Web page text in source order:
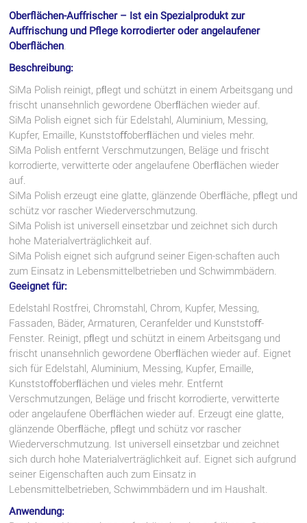
Oberflächen-Auffrischer – Ist ein Spezialprodukt zur
Auffrischung und Pflege korrodierter oder angelaufener
Oberflächen.
Beschreibung:
SiMa Polish reinigt, pﬂegt und schützt in einem Arbeitsgang und
frischt unansehnlich gewordene Oberﬂächen wieder auf.
SiMa Polish eignet sich für Edelstahl, Aluminium, Messing,
Kupfer, Emaille, Kunststoﬀoberﬂächen und vieles mehr.
SiMa Polish entfernt Verschmutzungen, Beläge und frischt
korrodierte, verwitterte oder angelaufene Oberﬂächen wieder
auf.
SiMa Polish erzeugt eine glatte, glänzende Oberﬂäche, pﬂegt und
schütz vor rascher Wiederverschmutzung.
SiMa Polish ist universell einsetzbar und zeichnet sich durch
hohe Materialverträglichkeit auf.
SiMa Polish eignet sich aufgrund seiner Eigen-schaften auch
zum Einsatz in Lebensmittelbetrieben und Schwimmbädern.
Geeignet für:
Edelstahl Rostfrei, Chromstahl, Chrom, Kupfer, Messing,
Fassaden, Bäder, Armaturen, Ceranfelder und Kunststoﬀ-
Fenster. Reinigt, pﬂegt und schützt in einem Arbeitsgang und
frischt unansehnlich gewordene Oberﬂächen wieder auf. Eignet
sich für Edelstahl, Aluminium, Messing, Kupfer, Emaille,
Kunststoﬀoberﬂächen und vieles mehr. Entfernt
Verschmutzungen, Beläge und frischt korrodierte, verwitterte
oder angelaufene Oberﬂächen wieder auf. Erzeugt eine glatte,
glänzende Oberﬂäche, pﬂegt und schütz vor rascher
Wiederverschmutzung. Ist universell einsetzbar und zeichnet
sich durch hohe Materialverträglichkeit auf. Eignet sich aufgrund
seiner Eigenschaften auch zum Einsatz in
Lebensmittelbetrieben, Schwimmbädern und im Haushalt.
Anwendung: